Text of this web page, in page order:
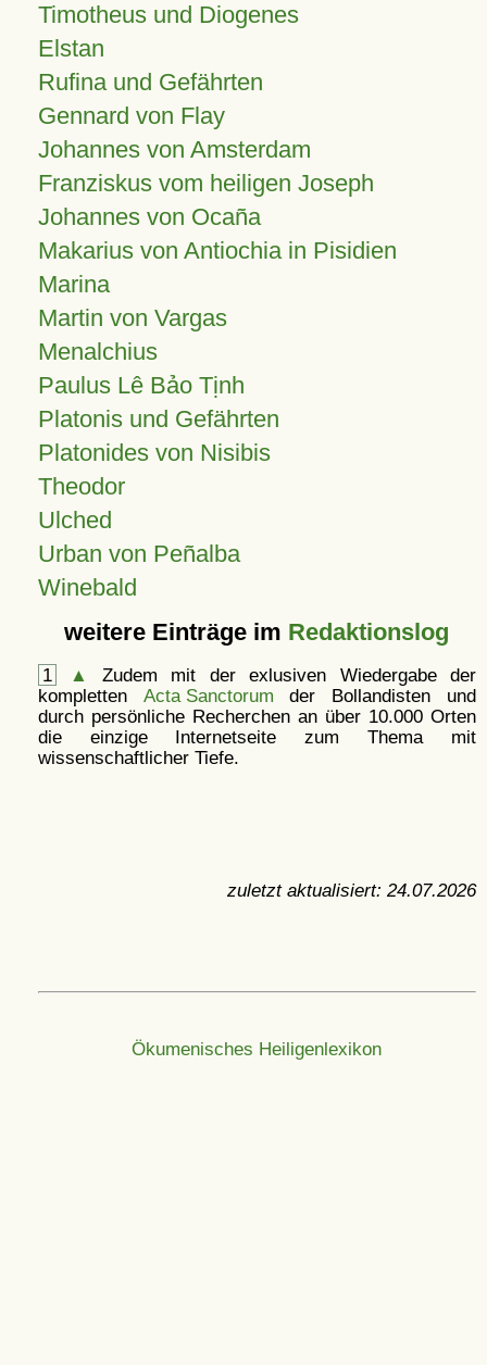
Timotheus und Diogenes
Elstan
Rufina und Gefährten
Gennard von Flay
Johannes von Amsterdam
Franziskus vom heiligen Joseph
Johannes von Ocaña
Makarius von Antiochia in Pisidien
Marina
Martin von Vargas
Menalchius
Paulus Lê Bảo Tịnh
Platonis und Gefährten
Platonides von Nisibis
Theodor
Ulched
Urban von Peñalba
Winebald
weitere Einträge im Redaktionslog
1 ▲
Zudem mit der exlusiven Wiedergabe der
kompletten Acta Sanctorum der Bollandisten und
durch persönliche Recherchen an über 10.000 Orten
die einzige Internetseite zum Thema mit
wissenschaftlicher Tiefe.
zuletzt aktualisiert: 24.07.2026
Ökumenisches Heiligenlexikon